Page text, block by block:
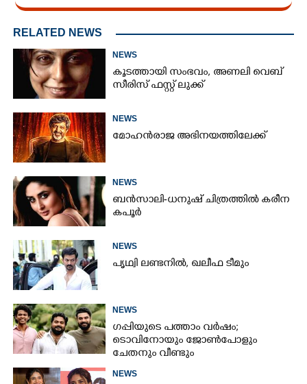
RELATED NEWS
NEWS
കൂടത്തായി സംഭവം, അണലി വെബ്
സീരിസ് ഫസ്റ്റ് ലുക്ക്
NEWS
മോഹൻരാജ അഭിനയത്തിലേക്ക്
NEWS
ബൻസാലി-ധനുഷ് ചിത്രത്തിൽ കരീന
കപൂർ
NEWS
പൃഥ്വി ലണ്ടനിൽ, ഖലീഫ ടീമും
NEWS
ഗപ്പിയുടെ പത്താം വർഷം;​
ടൊവിനോയും ജോൺപോളും
ചേതനും വീണ്ടും
NEWS